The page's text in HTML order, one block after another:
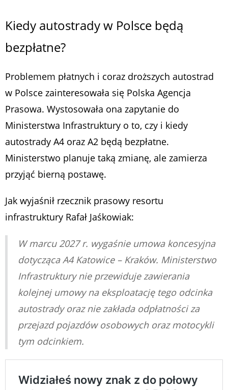
Kiedy autostrady w Polsce będą
bezpłatne?
Problemem płatnych i coraz droższych autostrad
w Polsce zainteresowała się Polska Agencja
Prasowa. Wystosowała ona zapytanie do
Ministerstwa Infrastruktury o to, czy i kiedy
autostrady A4 oraz A2 będą bezpłatne.
Ministerstwo planuje taką zmianę, ale zamierza
przyjąć bierną postawę.
Jak wyjaśnił rzecznik prasowy resortu
infrastruktury Rafał Jaśkowiak:
W marcu 2027 r. wygaśnie umowa koncesyjna
dotycząca A4 Katowice – Kraków. Ministerstwo
Infrastruktury nie przewiduje zawierania
kolejnej umowy na eksploatację tego odcinka
autostrady oraz nie zakłada odpłatności za
przejazd pojazdów osobowych oraz motocykli
tym odcinkiem.